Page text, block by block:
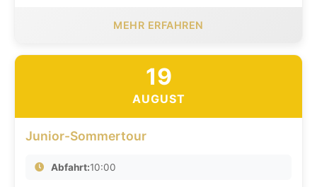
MEHR ERFAHREN
19
AUGUST
Junior-Sommertour
Abfahrt:10:00